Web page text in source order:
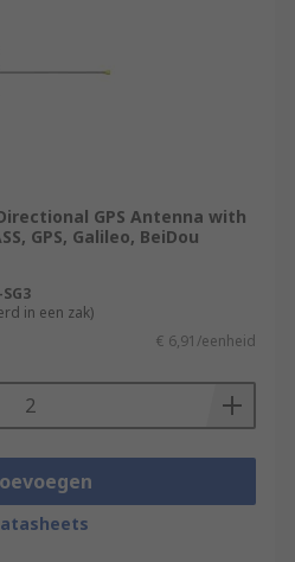
GPS Antenna with
GPS, Galileo, BeiDou
in een zak)
€ 6,91/eenheid